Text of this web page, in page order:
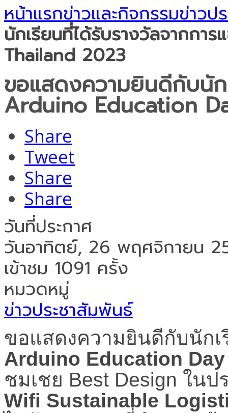
หน้าแรกข่าวและกิจกรรมข่าวป
นักเรียนที่ได้รับรางวัลจากกา
Thailand 2023
ขอแสดงความยินดีกับนัก
Arduino Education
Share
Tweet
Share
Share
วันที่ประกาศ
วันอาทิตย์, 26 พฤศจิกายน
เข้าชม 1091 ครั้ง
หมวดหมู่
ข่าวประชาสัมพันธ์
ขอแสดงความยินดีกับนัก
Arduino Education
ชมเชย Best Design ในป
Wifi Sustainable